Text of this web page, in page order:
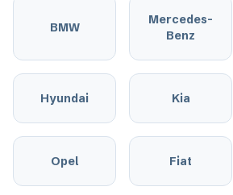
BMW
Mercedes-
Benz
Hyundai Kia
Opel Fiat